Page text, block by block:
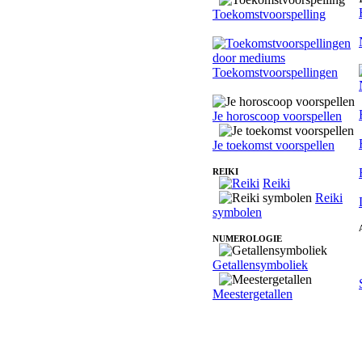
Toekomstvoorspelling
Toekomstvoorspellingen
Je horoscoop voorspellen
Je toekomst voorspellen
REIKI
Reiki
Reiki
symbolen
NUMEROLOGIE
Getallensymboliek
Meestergetallen